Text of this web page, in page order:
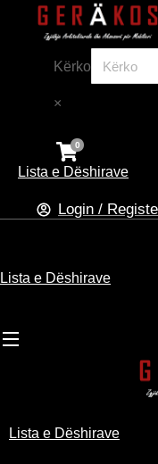
Kërko
×
Lista e Dëshirave
Login /
Lista e Dëshirave
Lista e Dëshirave